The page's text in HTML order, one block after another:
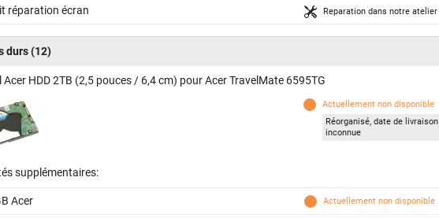
réparation écran Reparation dans notre atelier
durs(12)
Acer HDD 2TB (2,5 pouces / 6,4 cm) pour Acer TravelMate 6595TG
Actuellement non disponible
Réorganisé, date de livraison
inconnue
supplémentaires:
Acer Actuellement non disponible